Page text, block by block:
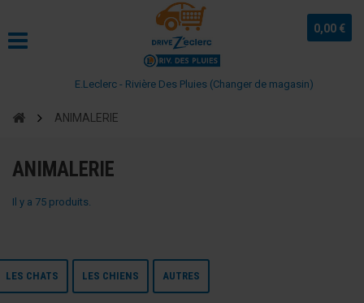
0,00 €
E.Leclerc - Rivière Des Pluies (Changer de magasin)
ANIMALERIE
ANIMALERIE
Il y a 75 produits.
LES CHATS LES CHIENS AUTRES